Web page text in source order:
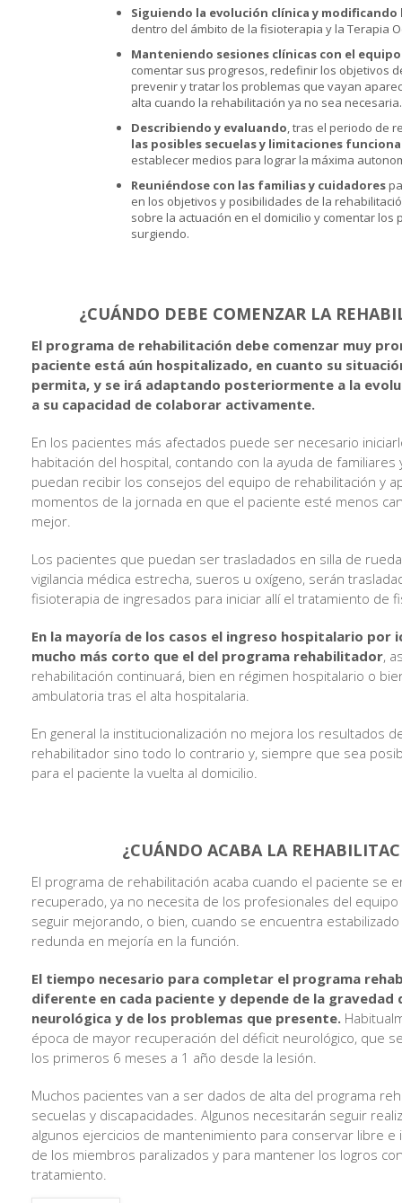
Siguiendo la evolución clínica y
dentro del ámbito de la fisioterapia y la Terapia
Manteniendo sesiones clínicas con el
comentar sus progresos, redefinir los objetivos
prevenir y tratar los problemas que vayan
alta cuando la rehabilitación ya no sea necesaria.
Describiendo y evaluando, tras el periodo de
las posibles secuelas y limitaciones
establecer medios para lograr la máxima
Reuniéndose con las familias y cuidadores
en los objetivos y posibilidades de la
sobre la actuación en el domicilio y comentar los
surgiendo.
¿CUÁNDO DEBE COMENZAR LA
El programa de rehabilitación debe comenzar muy
paciente está aún hospitalizado, en cuanto su
permita, y se irá adaptando posteriormente a la
a su capacidad de colaborar activamente.
En los pacientes más afectados puede ser necesario
habitación del hospital, contando con la ayuda de
puedan recibir los consejos del equipo de rehabilitación y
momentos de la jornada en que el paciente esté menos
mejor.
Los pacientes que puedan ser trasladados en silla de
vigilancia médica estrecha, sueros u oxígeno, serán
fisioterapia de ingresados para iniciar allí el tratamiento de
En la mayoría de los casos el ingreso hospitalario por
mucho más corto que el del programa rehabilitador,
rehabilitación continuará, bien en régimen hospitalario o
ambulatoria tras el alta hospitalaria.
En general la institucionalización no mejora los resultados
rehabilitador sino todo lo contrario y, siempre que sea
para el paciente la vuelta al domicilio.
¿CUÁNDO ACABA LA
El programa de rehabilitación acaba cuando el paciente se
recuperado, ya no necesita de los profesionales del
seguir mejorando, o bien, cuando se encuentra
redunda en mejoría en la función.
El tiempo necesario para completar el programa
diferente en cada paciente y depende de la gravedad
neurológica y de los problemas que presente.
época de mayor recuperación del déficit neurológico, que
los primeros 6 meses a 1 año desde la lesión.
Muchos pacientes van a ser dados de alta del programa
secuelas y discapacidades. Algunos necesitarán seguir
algunos ejercicios de mantenimiento para conservar libre e
de los miembros paralizados y para mantener los logros
tratamiento.